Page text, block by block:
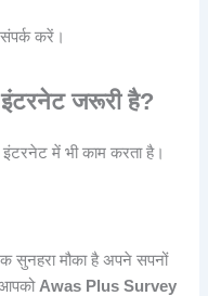
करें।
जरूरी है?
में भी काम करता है।
सुनहरा मौका है अपने सपनों
Awas Plus Survey